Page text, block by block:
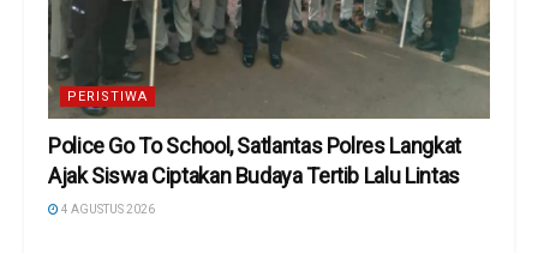
PERISTIWA
Police Go To School, Satlantas Polres Langkat
Ajak Siswa Ciptakan Budaya Tertib Lalu Lintas
4 AGUSTUS 2026